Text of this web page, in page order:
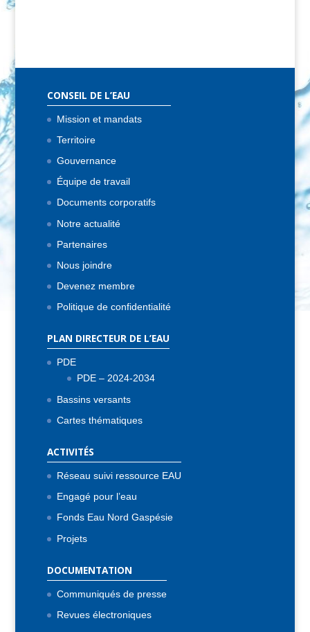
CONSEIL DE L’EAU
Mission et mandats
Territoire
Gouvernance
Équipe de travail
Documents corporatifs
Notre actualité
Partenaires
Nous joindre
Devenez membre
Politique de confidentialité
PLAN DIRECTEUR DE L’EAU
PDE
PDE – 2024-2034
Bassins versants
Cartes thématiques
ACTIVITÉS
Réseau suivi ressource EAU
Engagé pour l’eau
Fonds Eau Nord Gaspésie
Projets
DOCUMENTATION
Communiqués de presse
Revues électroniques